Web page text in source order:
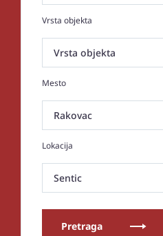
Vrsta objekta
Mesto
Lokacija
Sentic
Pretraga